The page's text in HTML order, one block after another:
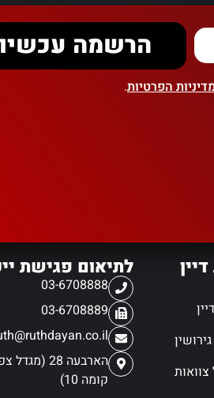
הפרטיות.
הרשמה עכשיו
לתיאום פגישת
03-6708888
03-6708889
הארבעה 28 (מגדל
קומה 10)